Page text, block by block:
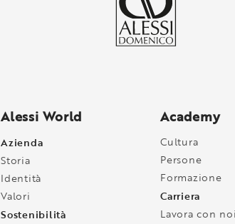
Alessi World
Azienda
Storia
Identità
Valori
Sostenibilità
Academy
Cultura
Persone
Formazione
Carriera
Lavora con noi